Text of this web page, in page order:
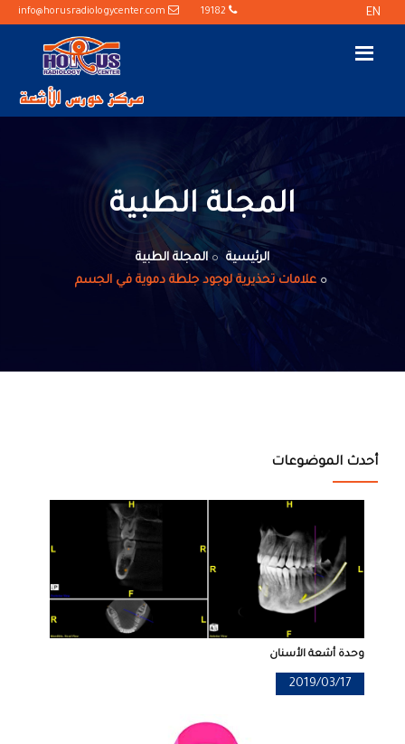
EN
19182
info@horusradiologycenter.com
المجلة الطبية
الرئيسية
المجلة الطبية
علامات تحذيرية لوجود جلطة دموية في الجسم
أحدث الموضوعات
وحدة أشعة الأسنان
2019/03/17